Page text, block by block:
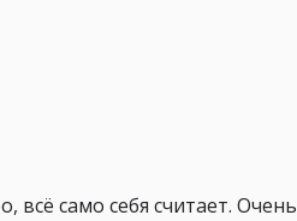
само себя считает. Очень